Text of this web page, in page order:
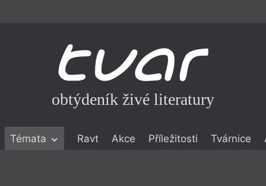
obtýdeník živé literatury
Témata Ravt Akce Příležitosti Tvárnice